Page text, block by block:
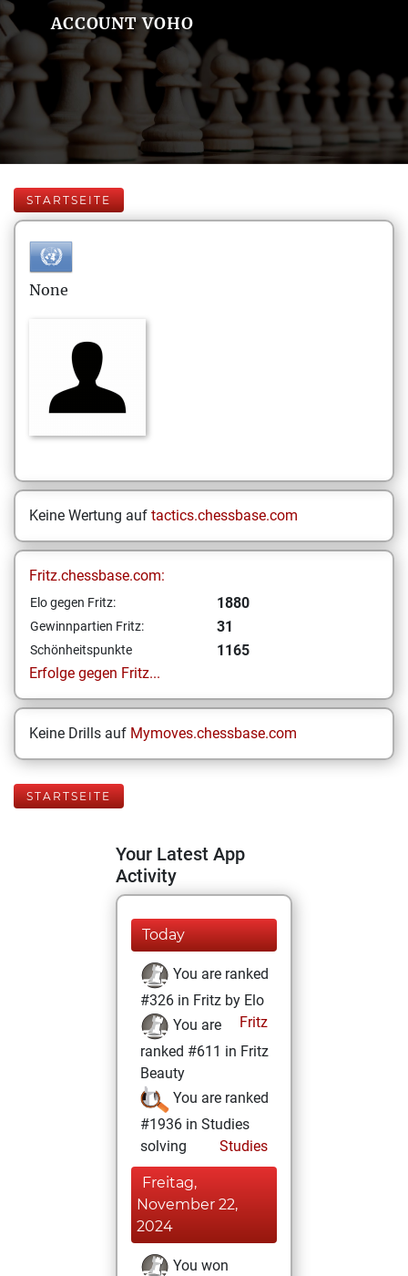
ACCOUNT VOHO
STARTSEITE
None
Keine Wertung auf tactics.chessbase.com
Fritz.chessbase.com:
Elo gegen Fritz: 1880
Gewinnpartien Fritz: 31
Schönheitspunkte
1165
Erfolge gegen Fritz...
Keine Drills auf Mymoves.chessbase.com
STARTSEITE
Your Latest App
Activity
Today
You are ranked
#326 in Fritz by Elo
Fritz
You are
ranked #611 in Fritz
Beauty
You are ranked
#1936 in Studies
solving
Studies
Freitag,
November 22,
2024
You won